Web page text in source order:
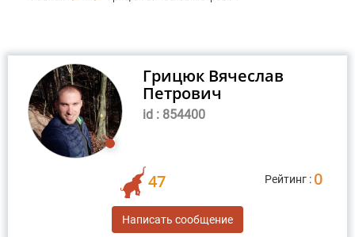
Грицюк Вячеслав
Петрович
id : 854400
47 Рейтинг : 0
Написать сообщение